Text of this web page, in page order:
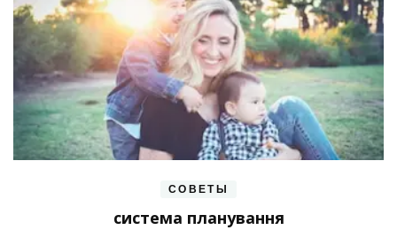
СОВЕТЫ
система планування